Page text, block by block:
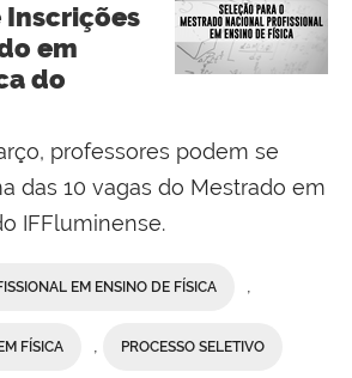
Inscrições
em
do
professores podem se
das 10 vagas do Mestrado em
IFFluminense.
EM ENSINO DE FÍSICA ,
FÍSICA , PROCESSO SELETIVO